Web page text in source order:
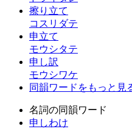
擦り立て
コスリダテ
申立て
モウシタテ
申し訳
モウシワケ
同韻ワードをもっと見
名詞の同韻ワード
申しわけ